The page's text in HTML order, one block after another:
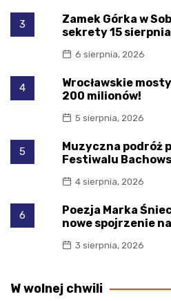
3
Zamek Górka w
sekrety 15
6 sierpnia, 2026
4
Wrocławskie
200 milionów!
5 sierpnia, 2026
5
Muzyczna podróż
Festiwalu
4 sierpnia, 2026
6
Poezja Marka
nowe spojrzenie
3 sierpnia, 2026
W wolnej chwili